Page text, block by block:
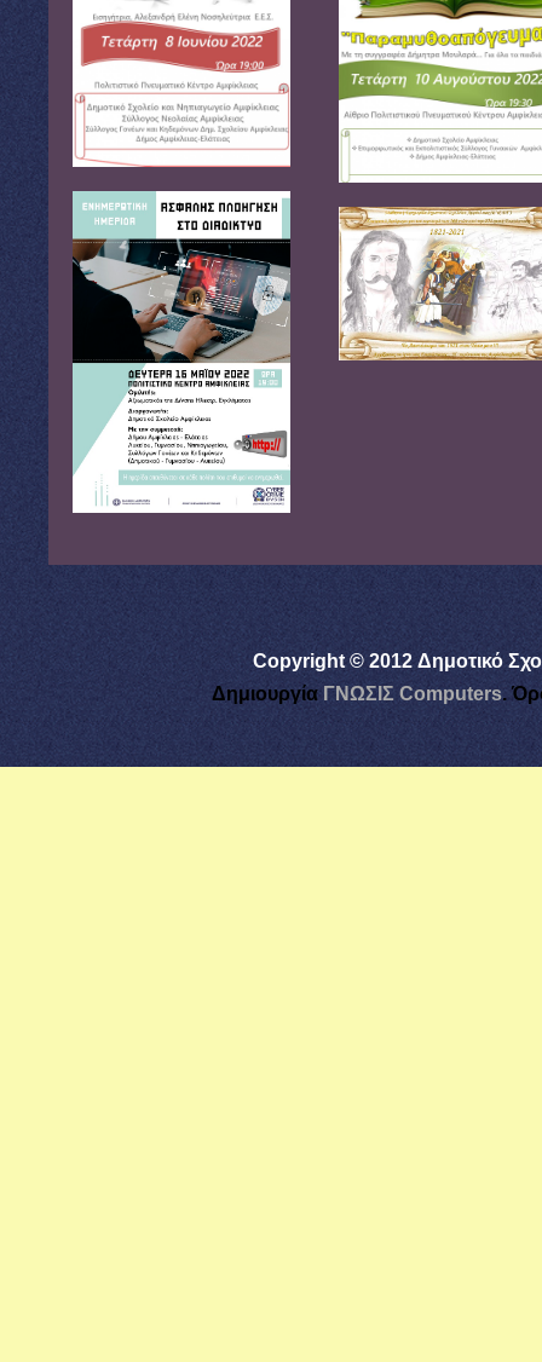
Copyright © 2012 Δημοτικό
Δημιουργία ΓΝΩΣΙΣ Computers.